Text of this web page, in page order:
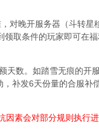
对晚开服务器（斗转
取条件的玩家即可在
天数。如踏雪无痕的开
补发6天份量的合服补
素会对部分规则执行